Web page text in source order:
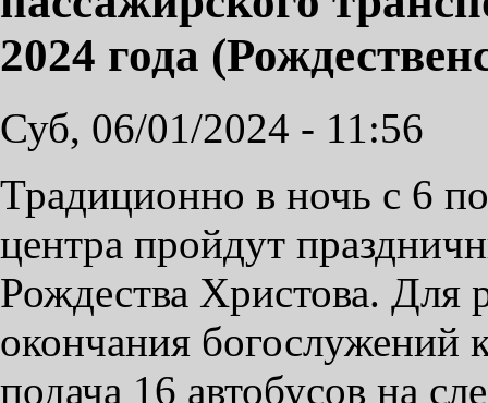
2024 года
Суб, 06/01/2024 - 11:56
Традиционно в ночь с 6
центра пройдут
Рождества Христова. Для
окончания богослужений
подача 16 автобусов на